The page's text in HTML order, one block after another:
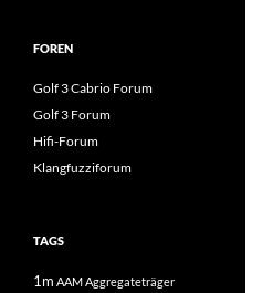
FOREN
Golf 3 Cabrio Forum
Golf 3 Forum
Hifi-Forum
Klangfuzziforum
TAGS
1m AAMAggregateträger